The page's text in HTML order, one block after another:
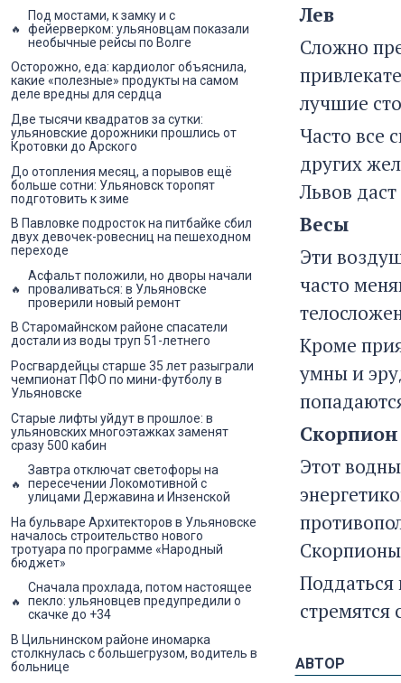
Лев
Сложно
лучшие
Часто все
других
Львов
Весы
Эти
часто
Кроме
умны и
Скорпион
Этот
стремятся
АВТОР
Под мостами, к замку и с
фейерверком: ульяновцам показали
необычные рейсы по Волге
Осторожно, еда: кардиолог объяснила,
какие «полезные» продукты на самом
деле вредны для сердца
Две тысячи квадратов за сутки:
ульяновские дорожники прошлись от
Кротовки до Арского
До отопления месяц, а порывов ещё
больше сотни: Ульяновск торопят
подготовить к зиме
В Павловке подросток на питбайке сбил
двух девочек-ровесниц на пешеходном
переходе
Асфальт положили, но дворы начали
проваливаться: в Ульяновске
проверили новый ремонт
В Старомайнском районе спасатели
достали из воды труп 51-летнего
Росгвардейцы старше 35 лет разыграли
чемпионат ПФО по мини-футболу в
Ульяновске
Старые лифты уйдут в прошлое: в
ульяновских многоэтажках заменят
сразу 500 кабин
Завтра отключат светофоры на
пересечении Локомотивной с
улицами Державина и Инзенской
На бульваре Архитекторов в Ульяновске
началось строительство нового
тротуара по программе «Народный
бюджет»
Сначала прохлада, потом настоящее
пекло: ульяновцев предупредили о
скачке до +34
В Цильнинском районе иномарка
столкнулась с большегрузом, водитель в
больнице